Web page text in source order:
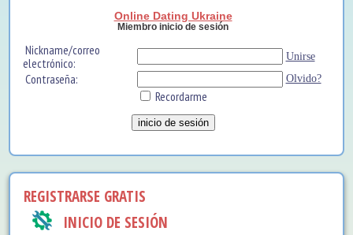
Online Dating Ukraine
Miembro inicio de sesión
Nickname/correo
electrónico:
Unirse
Contraseña: Olvido?
Recordarme
REGISTRARSE GRATIS
INICIO DE SESIÓN